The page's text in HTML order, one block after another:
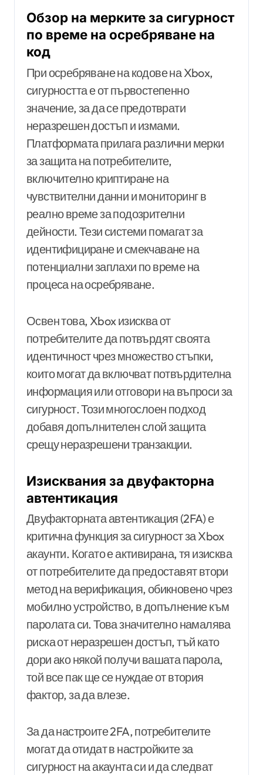
Обзор на мерките за сигурност
по време на осребряване на
код
При осребряване на кодове на Xbox,
сигурността е от първостепенно
значение, за да се предотврати
неразрешен достъп и измами.
Платформата прилага различни мерки
за защита на потребителите,
включително криптиране на
чувствителни данни и мониторинг в
реално време за подозрителни
дейности. Тези системи помагат за
идентифициране и смекчаване на
потенциални заплахи по време на
процеса на осребряване.
Освен това, Xbox изисква от
потребителите да потвърдят своята
идентичност чрез множество стъпки,
които могат да включват потвърдителна
информация или отговори на въпроси за
сигурност. Този многослоен подход
добавя допълнителен слой защита
срещу неразрешени транзакции.
Изисквания за двуфакторна
автентикация
Двуфакторната автентикация (2FA) е
критична функция за сигурност за Xbox
акаунти. Когато е активирана, тя изисква
от потребителите да предоставят втори
метод на верификация, обикновено чрез
мобилно устройство, в допълнение към
паролата си. Това значително намалява
риска от неразрешен достъп, тъй като
дори ако някой получи вашата парола,
той все пак ще се нуждае от втория
фактор, за да влезе.
За да настроите 2FA, потребителите
могат да отидат в настройките за
сигурност на акаунта си и да следват